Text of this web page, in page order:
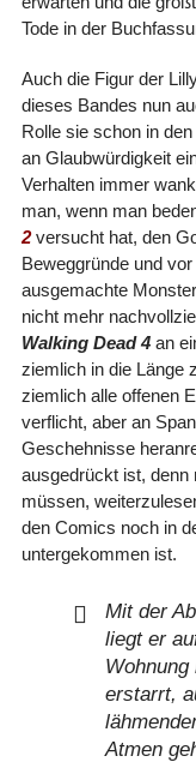
Tode in der
Auch die Figur der
dieses Bandes nun
Rolle sie schon in
an Glaubwürdigkeit
Verhalten immer
man, wenn man
2versucht hat, den
Beweggründe und
ausgemachte
nicht mehr
Walking Dead 4an
ziemlich in die Länge
ziemlich alle offenen
verflicht, aber an
Geschehnisse
ausgedrückt ist,
müssen,
den Comics noch in
untergekommen ist.
Mit der
liegt er
erstarrt,
Atmen